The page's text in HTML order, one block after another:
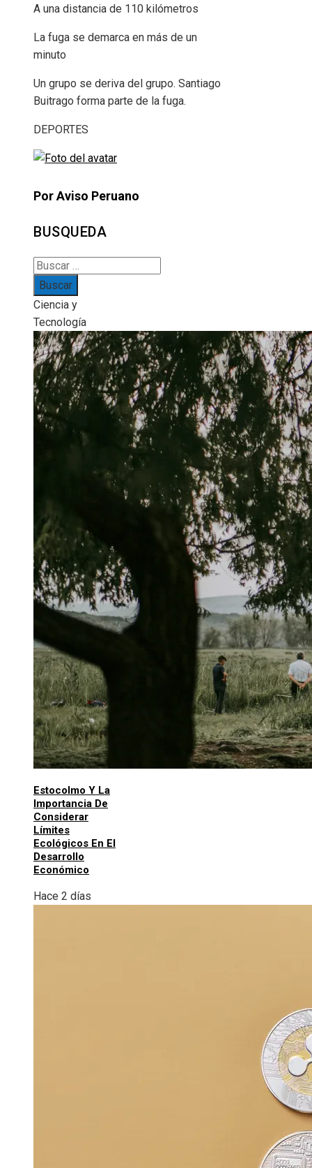
A una distancia de 110 kilómetros
La fuga se demarca en más de un
minuto
Un grupo se deriva del grupo. Santiago
Buitrago forma parte de la fuga.
DEPORTES
Por Aviso Peruano
BUSQUEDA
Buscar:
Ciencia y
Tecnología
Estocolmo Y La
Importancia De
Considerar
Límites
Ecológicos En El
Desarrollo
Económico
Hace 2 días